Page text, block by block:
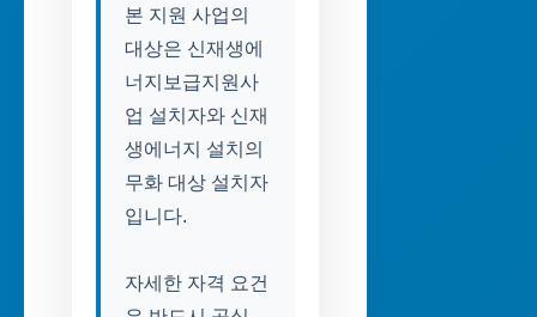
본 지원 사업의
대상은 신재생에
너지보급지원사
업 설치자와 신재
생에너지 설치의
무화 대상 설치자
입니다.
자세한 자격 요건